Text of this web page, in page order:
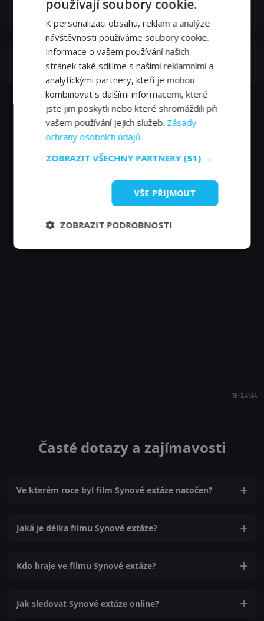
Karen Gravano
Gerard Gravano
REKLAMA
Časté dotazy a zajímavosti
Ve kterém roce byl film Synové extáze natočen?
Jaká je délka filmu Synové extáze?
Kdo hraje ve filmu Synové extáze?
Jak sledovat Synové extáze online?
používají soubory cookie.
K personalizaci obsahu, reklam a analýze
návštěvnosti používáme soubory cookie.
Informace o vašem používání našich
stránek také sdílíme s našimi reklamními a
analytickými partnery, kteří je mohou
kombinovat s dalšími informacemi, které
jste jim poskytli nebo které shromáždili při
vašem používání jejich služeb. Zásady
ochrany osobních údajů
ZOBRAZIT VŠECHNY PARTNERY (51) →
VŠE PŘIJMOUT
ZOBRAZIT PODROBNOSTI